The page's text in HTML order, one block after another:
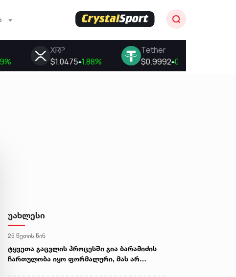
უახლესი
25 წუთის წინ
ტყვეთა გაცვლის პროცესში გია ბარამიძის
ჩართულობა იყო ფორმალური, მას არ